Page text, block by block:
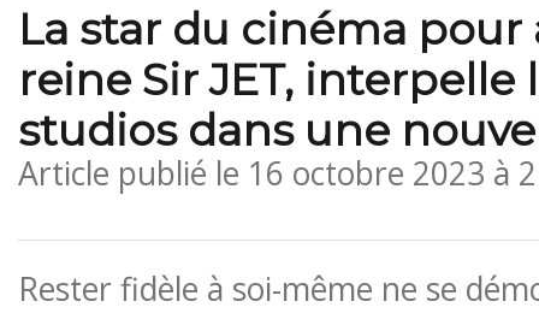
La star du cinéma pour
reine Sir JET, interpelle
studios dans une
Article publié le 16 octobre 2023 à
Rester fidèle à soi-même ne se